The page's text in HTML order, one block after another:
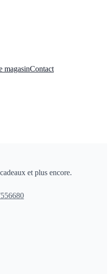
magasinContact
et plus encore.